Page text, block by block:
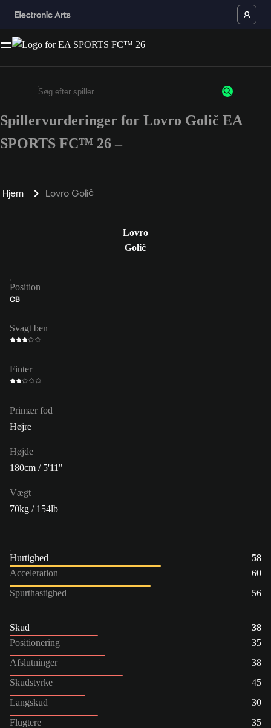
Enter a minimum of 3 characters or numbers
Spillervurderinger for Lovro Golič EA
SPORTS FC™ 26 –
Hjem Lovro Golič
Lovro
Golič
Position
CB
Svagt ben
Finter
Primær fod
Højre
Højde
180cm / 5'11"
Vægt
70kg / 154lb
Hurtighed
58
Acceleration
60
Spurthastighed
56
Skud
38
Positionering
35
Afslutninger
38
Skudstyrke
45
Langskud
30
Flugtere
35